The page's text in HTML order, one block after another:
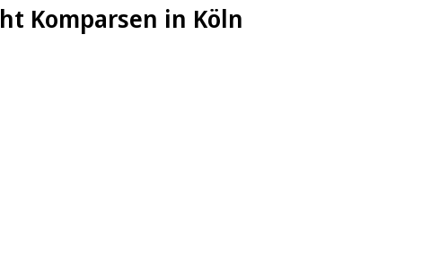
Komparsen in Köln